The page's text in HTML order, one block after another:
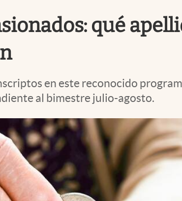
qué
en este reconocido
al bimestre julio-agosto.